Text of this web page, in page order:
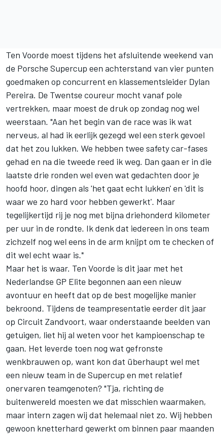
Ten Voorde moest tijdens het afsluitende weekend van
de Porsche Supercup een achterstand van vier punten
goedmaken op concurrent en klassementsleider Dylan
Pereira. De Twentse coureur mocht vanaf pole
vertrekken, maar moest de druk op zondag nog wel
weerstaan. "Aan het begin van de race was ik wat
nerveus, al had ik eerlijk gezegd wel een sterk gevoel
dat het zou lukken. We hebben twee safety car-fases
gehad en na die tweede reed ik weg. Dan gaan er in die
laatste drie ronden wel even wat gedachten door je
hoofd hoor, dingen als 'het gaat echt lukken' en 'dit is
waar we zo hard voor hebben gewerkt'. Maar
tegelijkertijd rij je nog met bijna driehonderd kilometer
per uur in de rondte. Ik denk dat iedereen in ons team
zichzelf nog wel eens in de arm knijpt om te checken of
dit wel echt waar is."
Maar het is waar. Ten Voorde is dit jaar met het
Nederlandse GP Elite begonnen aan een nieuw
avontuur en heeft dat op de best mogelijke manier
bekroond. Tijdens de teampresentatie eerder dit jaar
op Circuit Zandvoort, waar onderstaande beelden van
getuigen, liet hij al weten voor het kampioenschap te
gaan. Het leverde toen nog wat gefronste
wenkbrauwen op, want kon dat überhaupt wel met
een nieuw team in de Supercup en met relatief
onervaren teamgenoten? "Tja, richting de
buitenwereld moesten we dat misschien waarmaken,
maar intern zagen wij dat helemaal niet zo. Wij hebben
gewoon knetterhard gewerkt om binnen paar maanden